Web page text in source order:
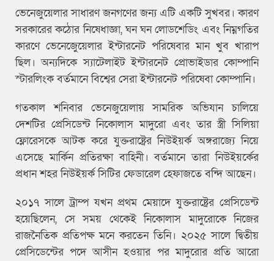
ভেনেজুয়েলার সাধারণ জনগণের জন্য এটি একটি সুখবর। কারণ
সরকারের কঠোর নিষেধাজ্ঞা, ঘন ঘন লোডশেডিং এবং নিম্নগতির
কারণে ভেনেজেুয়েলার ইন্টারনেট পরিষেবার মান খুব খারাপ
ছিল। অন্যদিকে স্যাটেলাইট ইন্টারনেট প্রোভাইডার কোম্পানি
স্টারলিংক বর্তমানে বিশ্বের সেরা ইন্টারনেট পরিষেবা কোম্পানি।
গতকাল শনিবার ভেনেজুয়েলায় সামরিক অভিযান চালিয়ে
দেশটির প্রেসিডেন্ট নিকোলাস মাদুরো এবং তার স্ত্রী সিলিয়া
ফ্লোরেসকে আটক করে যুক্তরাষ্ট্রের নিউইয়র্ক অঙ্গরাজ্যে নিয়ে
এসেছে মার্কিন প্রতিরক্ষা বাহিনী। বর্তমানে তারা নিউইয়র্কের
প্রধান শহর নিউইয়র্ক সিটির ফেডারেল হেফাজতে বন্দি আছেন।
২০১৭ সালে ট্রাম্প যখন প্রথম মেয়াদে যুক্তরাষ্ট্রের প্রেসিডেন্ট
হয়েছিলেন, সে সময় থেকেই নিকোলাস মাদুরোকে নিজের
রাজনৈতিক প্রতিপক্ষ মনে করতেন তিনি। ২০২৫ সালে দ্বিতীয়
প্রেসিডেন্টের পদে আসীন হওয়ার পর মাদুরোর প্রতি আরো